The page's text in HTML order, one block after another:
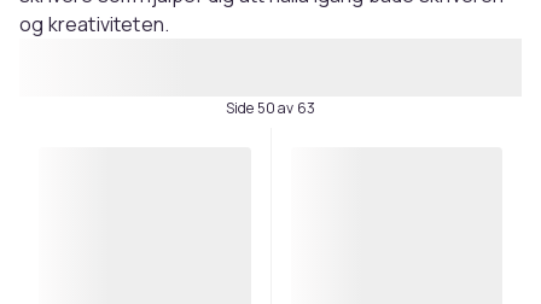
og kreativiteten.
Side 50 av 63